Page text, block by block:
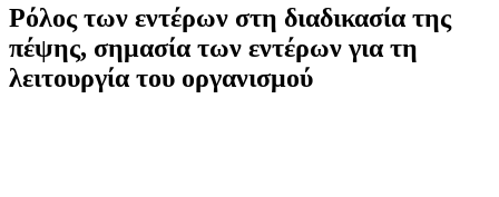
Ρόλος των εντέρων στη διαδικασία της
πέψης, σημασία των εντέρων για τη
λειτουργία του οργανισμού